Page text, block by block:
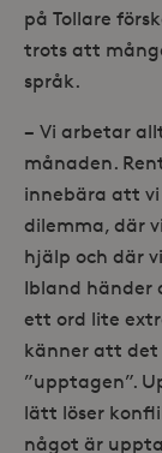
på Tollare
trots att
språk.
− Vi arbetar
månaden.
innebära att
dilemma, där
hjälp och där
Ibland händer
ett ord lite
känner att det
”upptagen”.
lätt löser
något är